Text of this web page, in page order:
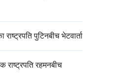
पुटिनबीच भेटवार्ता
राष्ट्रपति रहमनबीच